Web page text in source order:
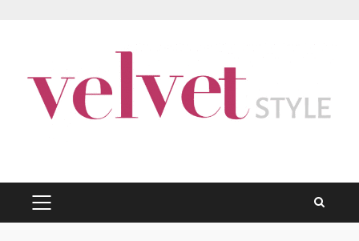
PRIMARY
MENU